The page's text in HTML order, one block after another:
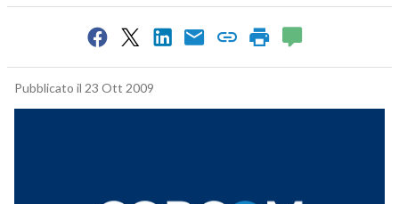
Pubblicato il 23 Ott 2009